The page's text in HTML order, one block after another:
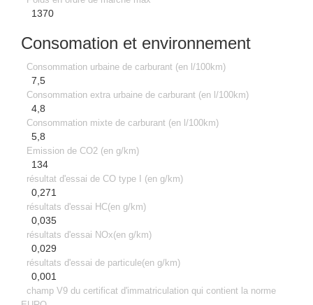
1370
Consomation et environnement
Consommation urbaine de carburant (en l/100km)
7,5
Consommation extra urbaine de carburant (en l/100km)
4,8
Consommation mixte de carburant (en l/100km)
5,8
Emission de CO2 (en g/km)
134
résultat d'essai de CO type I (en g/km)
0,271
résultats d'essai HC(en g/km)
0,035
résultats d'essai NOx(en g/km)
0,029
résultats d'essai de particule(en g/km)
0,001
champ V9 du certificat d'immatriculation qui contient la norme